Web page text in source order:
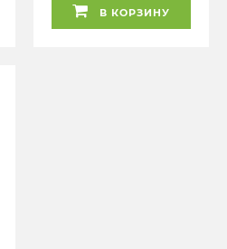
В КОРЗИНУ